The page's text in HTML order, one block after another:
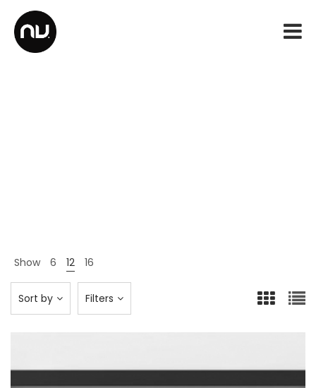
Show 6 12 16
Filters
Sort by